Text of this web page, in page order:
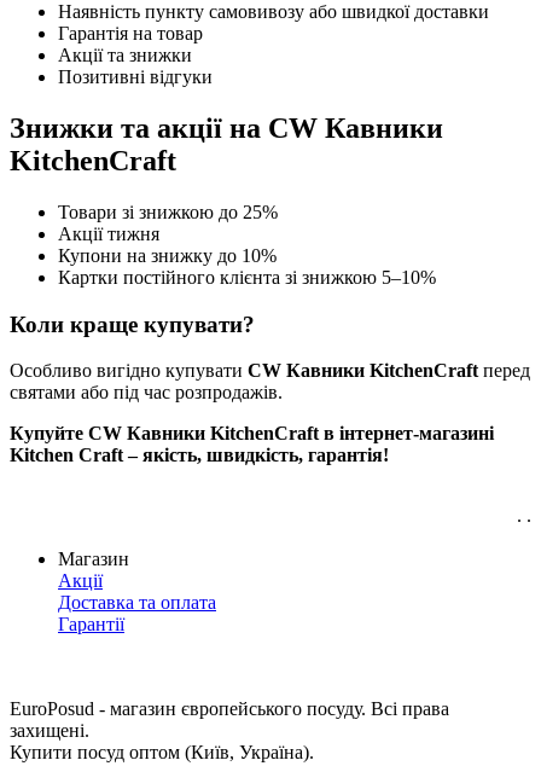
Наявність пункту самовивозу або швидкої доставки
Гарантія на товар
Акції та знижки
Позитивні відгуки
Знижки та акції на CW Кавники
KitchenCraft
Товари зі знижкою до 25%
Акції тижня
Купони на знижку до 10%
Картки постійного клієнта зі знижкою 5–10%
Коли краще купувати?
Особливо вигідно купувати CW Кавники KitchenCraft перед
святами або під час розпродажів.
Купуйте CW Кавники KitchenCraft в інтернет-магазині
Kitchen Craft – якість, швидкість, гарантія!
. .
Магазин
Акції
Доставка та оплата
Гарантії
EuroPosud - магазин європейського посуду. Всі права
захищені.
Купити посуд оптом (Київ, Україна).